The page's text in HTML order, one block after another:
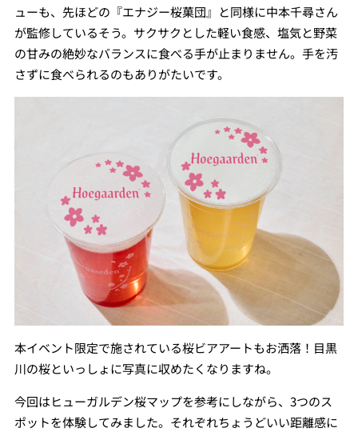
ューも、先ほどの『エナジー桜菓団』と同様に中本千尋さん
が監修しているそう。サクサクとした軽い食感、塩気と野菜
の甘みの絶妙なバランスに食べる手が止まりません。手を汚
さずに食べられるのもありがたいです。
本イベント限定で施されている桜ビアアートもお洒落！目黒
川の桜といっしょに写真に収めたくなりますね。
今回はヒューガルデン桜マップを参考にしながら、3つのス
ポットを体験してみました。それぞれちょうどいい距離感に